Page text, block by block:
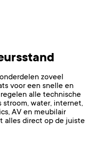
zoveel
voor een snelle en
alle technische
stroom, water, internet,
AV en meubilair
alles direct op de juiste